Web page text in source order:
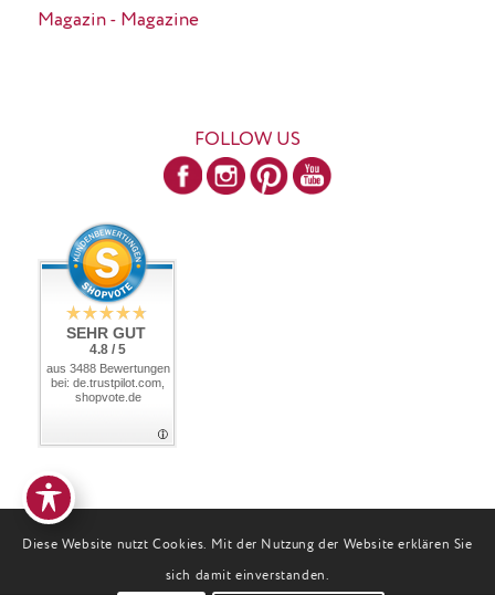
Magazin - Magazine
FOLLOW US
SEHR GUT
4.8 / 5
aus 3488 Bewertungen
bei: de.trustpilot.com,
shopvote.de
Diese Website nutzt Cookies. Mit der Nutzung der Website erklären Sie
sich damit einverstanden.